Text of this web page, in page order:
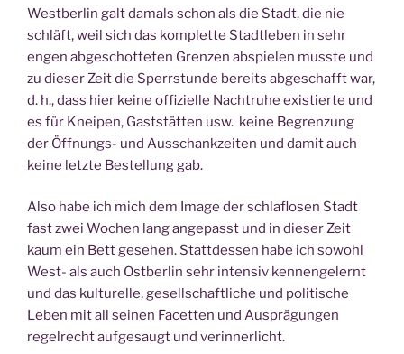
West­ber­lin galt damals schon als die Stadt, die nie
schläft, weil sich das kom­plet­te Stadt­le­ben in sehr
engen abge­schot­te­ten Gren­zen abspie­len muss­te und
zu die­ser Zeit die Sperr­stun­de bereits abge­schafft war,
d. h., dass hier kei­ne offi­zi­el­le Nacht­ru­he exis­tier­te und
es für Knei­pen, Gast­stät­ten usw. kei­ne Begren­zung
der Öff­nungs- und Aus­schank­zei­ten und damit auch
kei­ne letz­te Bestel­lung gab.
Also habe ich mich dem Image der schlaf­lo­sen Stadt
fast zwei Wochen lang ange­passt und in die­ser Zeit
kaum ein Bett gese­hen. Statt­des­sen habe ich sowohl
West- als auch Ost­ber­lin sehr inten­siv ken­nen­ge­lernt
und das kul­tu­rel­le, gesell­schaft­li­che und poli­ti­sche
Leben mit all sei­nen Facet­ten und Aus­prä­gun­gen
regel­recht auf­ge­saugt und verinnerlicht.